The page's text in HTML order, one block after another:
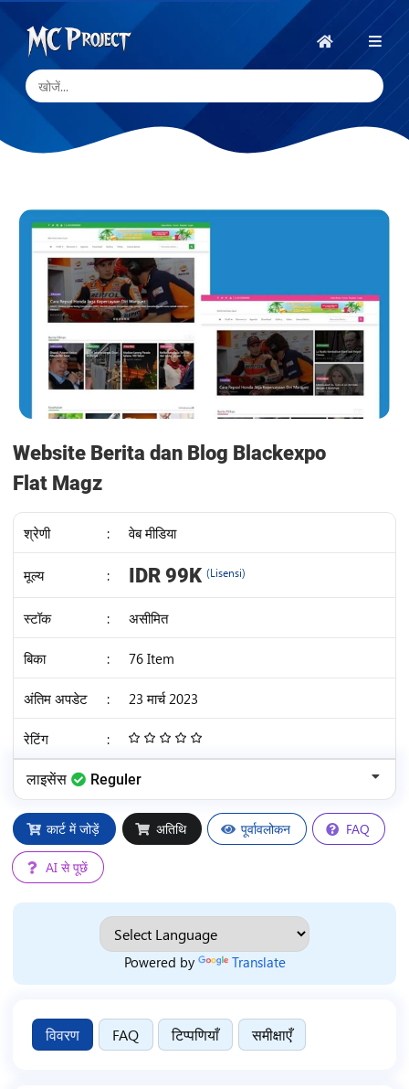
होम
Website Berita dan Blog Blackexpo
Flat Magz
श्रेणी : वेब मीडिया
मूल्य : IDR 99K (Lisensi)
स्टॉक : असीमित
बिका : 76 Item
अंतिम अपडेट : 23 मार्च 2023
रेटिंग :
/
लाइसेंस Reguler
कार्ट में जोड़ें अतिथि पूर्वावलोकन FAQ
AI से पूछें
Powered by Translate
विवरण FAQ टिप्पणियाँ समीक्षाएँ
Project
Official
Store
डिजिटल
स्टोर
फ्रीलांस